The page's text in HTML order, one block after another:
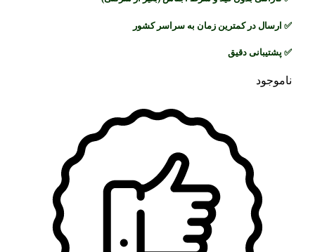
✅ ارسال در کمترین زمان به سراسر کشور
✅ پشتیبانی دقیق
ناموجود